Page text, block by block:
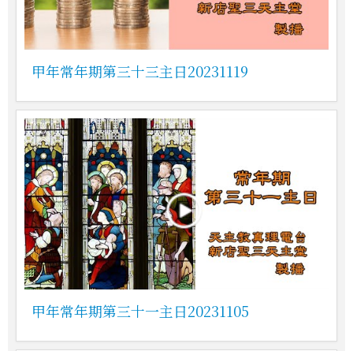
甲年常年期第三十三主日20231119
甲年常年期第三十一主日20231105